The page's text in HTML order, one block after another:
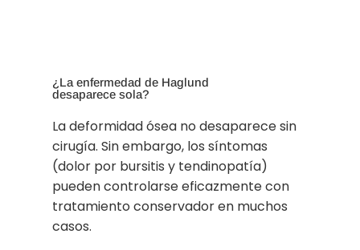
¿La enfermedad de Haglund
desaparece sola?
La deformidad ósea no desaparece sin
cirugía. Sin embargo, los síntomas
(dolor por bursitis y tendinopatía)
pueden controlarse eficazmente con
tratamiento conservador en muchos
casos.